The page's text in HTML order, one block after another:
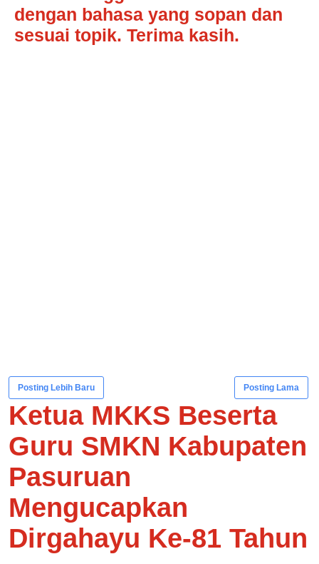
dengan bahasa yang sopan dan
sesuai topik. Terima kasih.
Posting Lebih Baru Posting Lama
Ketua MKKS Beserta
Guru SMKN Kabupaten
Pasuruan
Mengucapkan
Dirgahayu Ke-81 Tahun